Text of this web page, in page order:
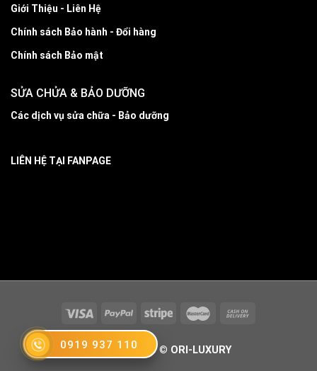
Giới Thiệu - Liên Hệ
Chính sách Bảo hành - Đổi hàng
Chính sách Bảo mật
SỬA CHỬA & BẢO DƯỠNG
Các dịch vụ sửa chữa - Bảo dưỡng
LIÊN HỆ TẠI FANPAGE
0919 937 110
Copyright 2026 © ORI-LUXURY